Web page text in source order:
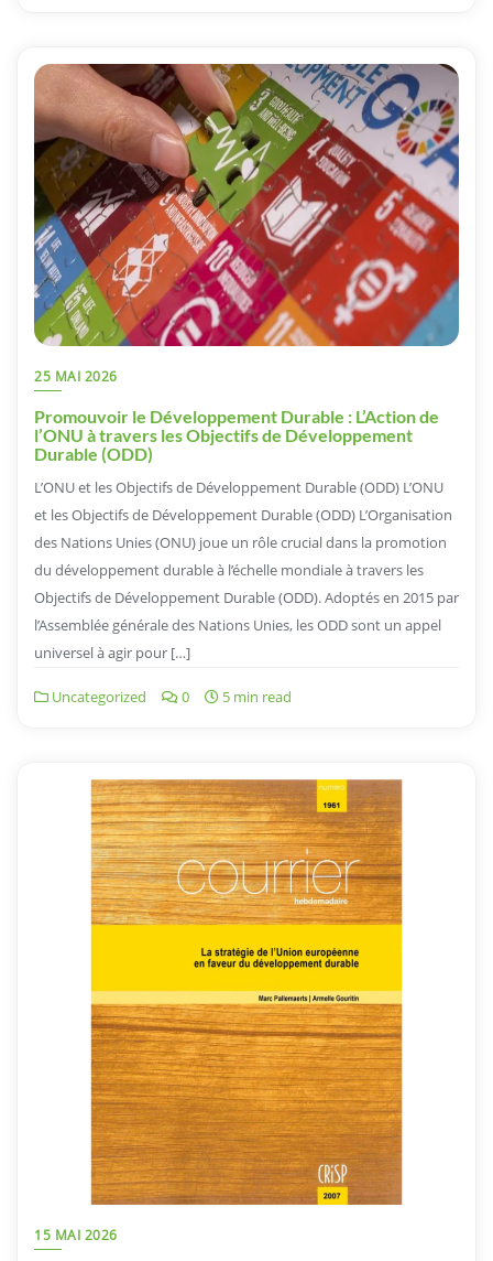
25 MAI 2026
Promouvoir le Développement Durable : L’Action de
l’ONU à travers les Objectifs de Développement
Durable (ODD)
L’ONU et les Objectifs de Développement Durable (ODD) L’ONU
et les Objectifs de Développement Durable (ODD) L’Organisation
des Nations Unies (ONU) joue un rôle crucial dans la promotion
du développement durable à l’échelle mondiale à travers les
Objectifs de Développement Durable (ODD). Adoptés en 2015 par
l’Assemblée générale des Nations Unies, les ODD sont un appel
universel à agir pour […]
Uncategorized 0 5 min read
15 MAI 2026